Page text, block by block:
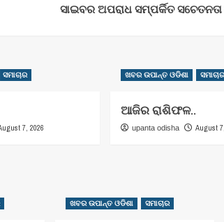
ସାଇବର ଅପରାଧ ସମ୍ପର୍କିତ
ସମାଚାର
7, 2026
ଖବର ଉପାନ୍ତ ଓଡିଶା ସମାଚାର
ଆଜିର ରାଶିଫଳ..
upanta odisha August
ଖବର ଉପାନ୍ତ ଓଡିଶା ସମାଚାର